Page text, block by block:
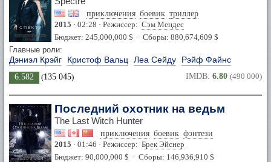
приключения боевик триллер
2015 · 02:28 · Режиссер: Сэм Мендес
Бюджет: 245,000,000 $ · Сборы: 880,674,609 $
Главные роли:
Дэниэл Крэйг Кристоф Вальц Леа Сейду Рэйф Файнс
6.582 (135 045) IMDB: 6.80 (490 000)
Последний охотник на ведьм
The Last Witch Hunter
приключения боевик фэнтези
2015 · 01:46 · Режиссер: Брек Эйснер
Бюджет: 90,000,000 $ · Сборы: 146,936,910 $